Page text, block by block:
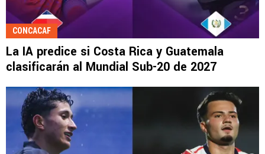
CONCACAF
La IA predice si Costa Rica y Guatemala
clasificarán al Mundial Sub-20 de 2027